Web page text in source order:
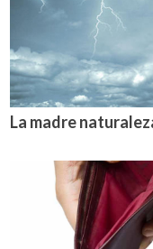
La madre